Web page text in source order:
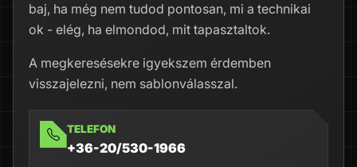
baj, ha még nem tudod pontosan, mi a technikai
ok - elég, ha elmondod, mit tapasztaltok.
A megkeresésekre igyekszem érdemben
visszajelezni, nem sablonválasszal.
TELEFON
+36-20/530-1966